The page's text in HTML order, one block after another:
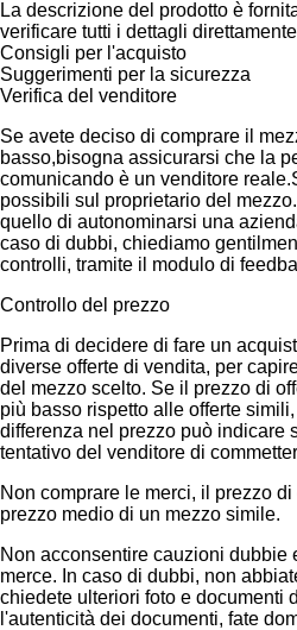
La descrizione del prodotto è
verificare tutti i dettagli
Consigli per l'acquisto
Suggerimenti per la sicurezza
Verifica del venditore
Se avete deciso di comprare il
basso,bisogna assicurarsi che la
comunicando è un venditore
possibili sul proprietario del
quello di autonominarsi una
caso di dubbi, chiediamo
controlli, tramite il modulo di
Controllo del prezzo
Prima di decidere di fare un
diverse offerte di vendita, per
del mezzo scelto. Se il prezzo di
più basso rispetto alle offerte
differenza nel prezzo può indicare
tentativo del venditore di
Non comprare le merci, il prezzo
prezzo medio di un mezzo simile.
Non acconsentire cauzioni dubbie
merce. In caso di dubbi, non
chiedete ulteriori foto e documenti
l'autenticità dei documenti, fate